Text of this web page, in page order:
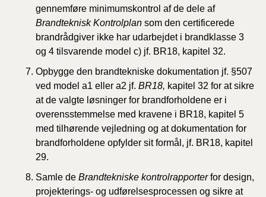
gennemføre minimumskontrol af de dele af
Brandteknisk Kontrolplan som den certificerede
brandrådgiver ikke har udarbejdet i brandklasse 3
og 4 tilsvarende model c) jf. BR18, kapitel 32.
Opbygge den brandtekniske dokumentation jf. §507
ved model a1 eller a2 jf. BR18, kapitel 32 for at sikre
at de valgte løsninger for brandforholdene er i
overensstemmelse med kravene i BR18, kapitel 5
med tilhørende vejledning og at dokumentation for
brandforholdene opfylder sit formål, jf. BR18, kapitel
29.
Samle de Brandtekniske kontrolrapporterfor design,
projekterings- og udførelsesprocessen og sikre at